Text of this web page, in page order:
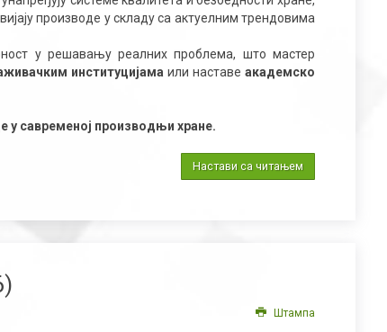
производе у складу са актуелним трендовима
у решавању реалних проблема, што мастер
институцијама или наставеакадемско
у савременој производњи хране.
Настави са читањем
Штампа